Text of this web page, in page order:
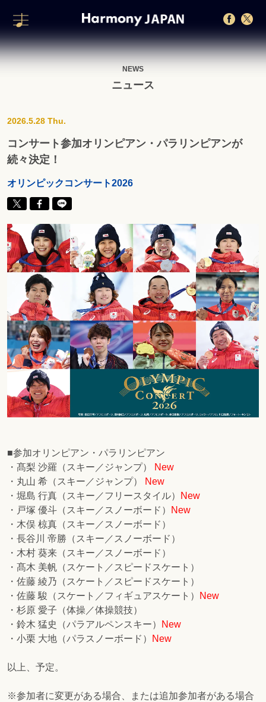
NEWS
ニュース
2026.5.28 Thu.
コンサート参加オリンピアン・パラリンピアンが
続々決定！
オリンピックコンサート2026
■参加オリンピアン・パラリンピアン
・髙梨 沙羅（スキー／ジャンプ）
New
・丸山 希（スキー／ジャンプ）
New
・堀島 行真（スキー／フリースタイル）
New
・戸塚 優斗（スキー／スノーボード）
New
・木俣 椋真（スキー／スノーボード）
・長谷川 帝勝（スキー／スノーボード）
・木村 葵来（スキー／スノーボード）
・髙木 美帆（スケート／スピードスケート）
・佐藤 綾乃（スケート／スピードスケート）
・佐藤 駿（スケート／フィギュアスケート）
New
・杉原 愛子（体操／体操競技）
・鈴木 猛史（パラアルペンスキー）
New
・小栗 大地（パラスノーボード）
New
以上、予定。
※参加者に変更がある場合、または追加参加者がある場合